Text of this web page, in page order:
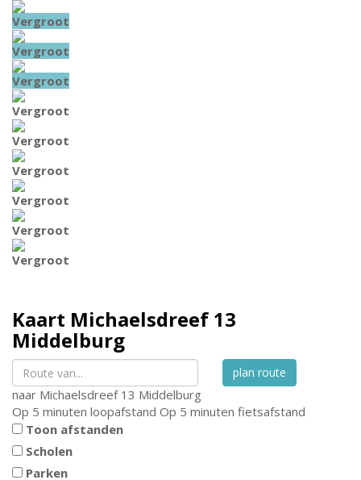
Vergroot
Vergroot
Vergroot
Vergroot
Vergroot
Vergroot
Vergroot
Vergroot
Vergroot
Kaart Michaelsdreef 13
Middelburg
plan route
naar Michaelsdreef 13 Middelburg
Op 5 minuten loopafstand Op 5 minuten fietsafstand
Toon afstanden
Scholen
Parken